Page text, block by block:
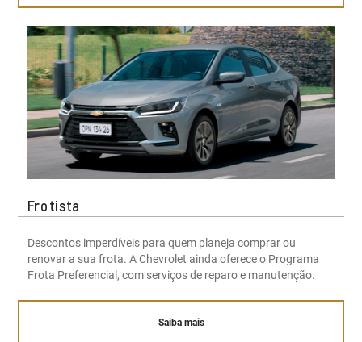
Frotista
Descontos imperdíveis para quem planeja comprar ou
renovar a sua frota. A Chevrolet ainda oferece o Programa
Frota Preferencial, com serviços de reparo e manutenção.
Saiba mais